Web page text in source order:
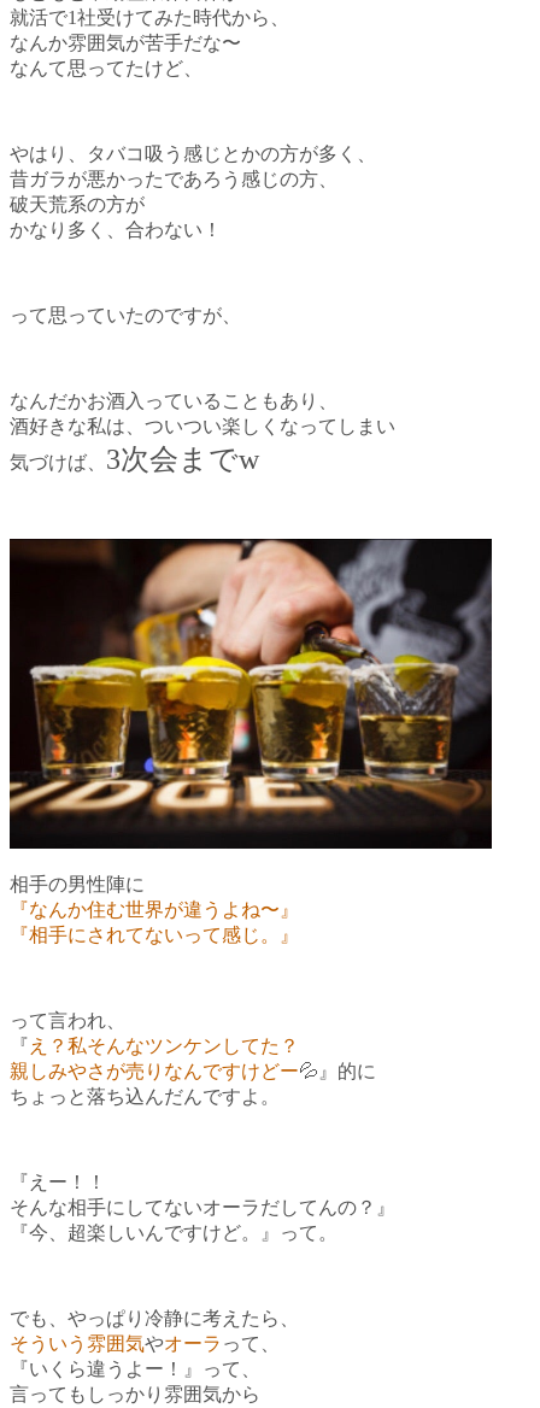
就活で1社受けてみた時代から、
なんか雰囲気が苦手だな〜
なんて思ってたけど、
やはり、タバコ吸う感じとかの方が多く、
昔ガラが悪かったであろう感じの方、
破天荒系の方が
かなり多く、合わない！
って思っていたのですが、
なんだかお酒入っていることもあり、
酒好きな私は、ついつい楽しくなってしまい
気づけば、 3次会までw
相手の男性陣に
『なんか住む世界が違うよね〜』
『相手にされてないって感じ。』
って言われ、
『 え？私そんなツンケンしてた？
親しみやさが売りなんですけどー💦』的に
ちょっと落ち込んだんですよ。
『えー！！
そんな相手にしてないオーラだしてんの？』
『今、超楽しいんですけど。』って。
でも、やっぱり冷静に考えたら、
そういう雰囲気やオーラ って、
『いくら違うよー！』って、
言ってもしっかり雰囲気から